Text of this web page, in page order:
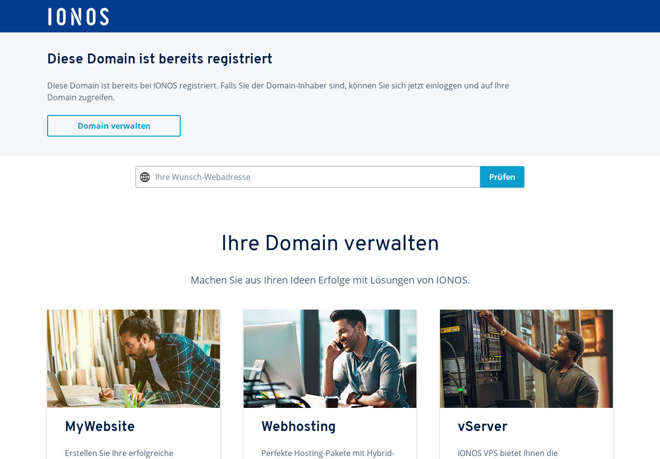
Diese Domain ist bereits registriert
Diese Domain ist bereits bei IONOS registriert. Falls Sie der Domain-Inhaber sind, können Sie sich jetzt einloggen und auf Ihre
Domain zugreifen.
Domain verwalten
Ihre Wunsch-Webadresse Prüfen
Ihre Domain verwalten
Machen Sie aus Ihren Ideen Erfolge mit Lösungen von IONOS.
MyWebsite
Erstellen Sie Ihre erfolgreiche
Webhosting
Perfekte Hosting-Pakete mit Hybrid-
vServer
IONOS VPS bietet Ihnen die